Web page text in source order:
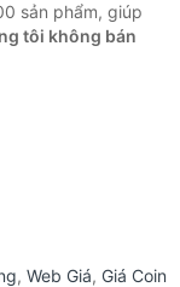
sản phẩm, giúp
tôi không bán
, Web Giá, Giá Coin